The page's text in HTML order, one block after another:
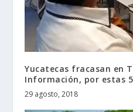
Yucatecas fracasan en
Información, por estas
29 agosto, 2018